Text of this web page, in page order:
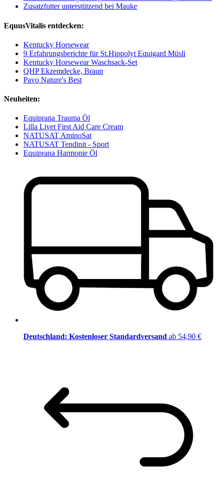
Zusatzfutter unterstützend bei Mauke
EquusVitalis entdecken:
Kentucky Horsewear
9 Erfahrungsberichte für St.Hippolyt Equigard Müsli
Kentucky Horsewear Waschsack-Set
QHP Ekzemdecke, Braun
Pavo Nature's Best
Neuheiten:
Equiprana Trauma Öl
Lilla Livet First Aid Care Cream
NATUSAT AminoSat
NATUSAT Tendinit - Sport
Equiprana Harmonie Öl
Deutschland: Kostenloser Standardversand ab 54,90 €